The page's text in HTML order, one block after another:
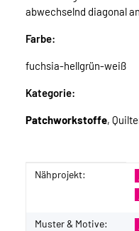
abwechselnd diagonal
Farbe:
fuchsia-hellgrün-weiß
Kategorie:
Patchworkstoffe,
Produkteigenschaft
Wert
Nähprojekt:
Muster & Motive: